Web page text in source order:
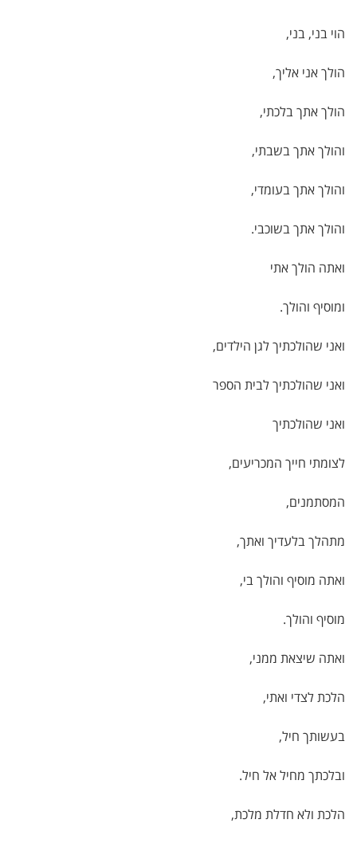
הוי בני, בני,
הולך אני אליך,
הולך אתך בלכתי,
והולך אתך בשבתי,
והולך אתך בעומדי,
והולך אתך בשוכבי.
ואתה הולך אתי
ומוסיף והולך.
ואני שהולכתיך לגן הילדים,
ואני שהולכתיך לבית הספר
ואני שהולכתיך
לצומתי חייך המכריעים,
המסתמנים,
מתהלך בלעדיך ואתך,
ואתה מוסיף והולך בי,
מוסיף והולך.
ואתה שיצאת ממני,
הלכת לצדי ואתי,
בעשותך חיל,
ובלכתך מחיל אל חיל.
הלכת ולא חדלת מלכת,